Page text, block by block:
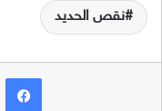
نقص الحديد